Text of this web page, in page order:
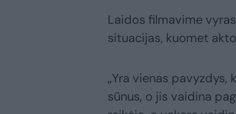
Laidos filmavime
situacijas, kuomet
„Yra vienas
sūnus, o jis vaidina